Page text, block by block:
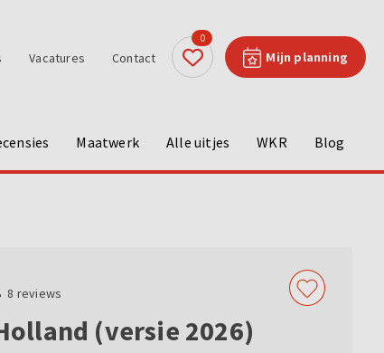
Mijn planning
0
Vacatures Contact
Maatwerk Alle uitjes WKR Blog
8 reviews
(versie 2026)